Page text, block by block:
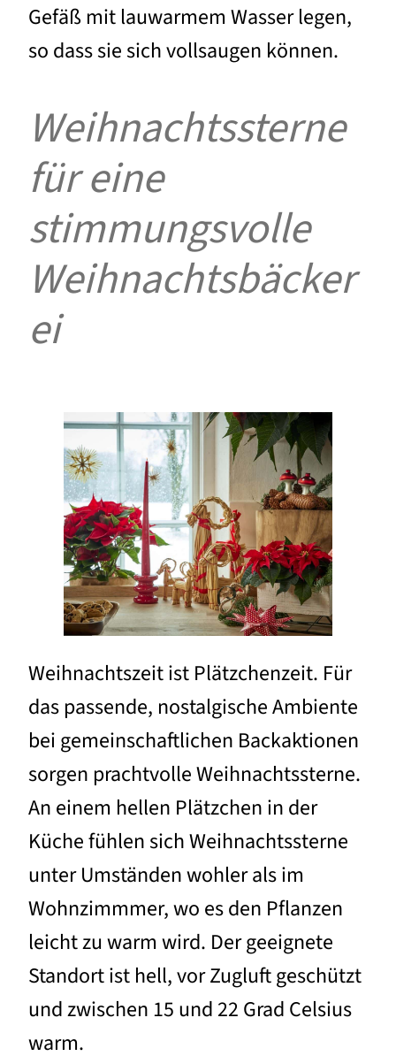
Gefäß mit lauwarmem Wasser legen,
so dass sie sich vollsaugen können.
Weihnachtssterne
für eine
stimmungsvolle
Weihnachtsbäcker
ei
Weihnachtszeit ist Plätzchenzeit. Für
das passende, nostalgische Ambiente
bei gemeinschaftlichen Backaktionen
sorgen prachtvolle Weihnachtssterne.
An einem hellen Plätzchen in der
Küche fühlen sich Weihnachtssterne
unter Umständen wohler als im
Wohnzimmmer, wo es den Pflanzen
leicht zu warm wird. Der geeignete
Standort ist hell, vor Zugluft geschützt
und zwischen 15 und 22 Grad Celsius
warm.